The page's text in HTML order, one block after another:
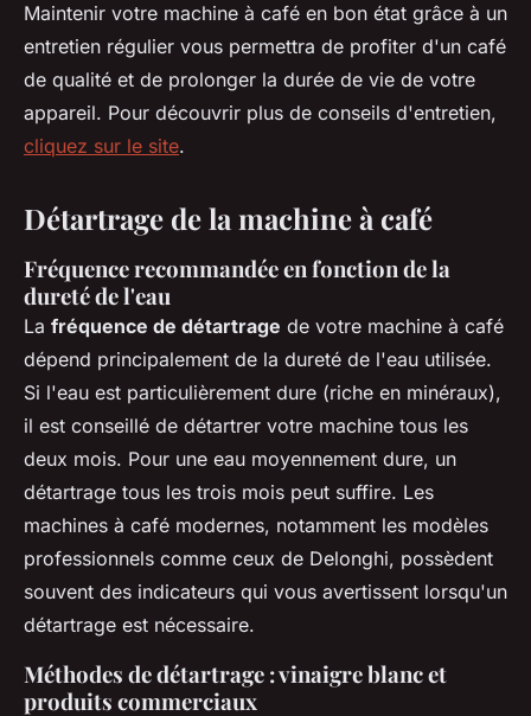
Maintenir votre machine à café en bon état grâce à un
entretien régulier vous permettra de profiter d'un café
de qualité et de prolonger la durée de vie de votre
appareil. Pour découvrir plus de conseils d'entretien,
cliquez sur le site.
Détartrage de la machine à café
Fréquence recommandée en fonction de la
dureté de l'eau
La fréquence de détartrage de votre machine à café
dépend principalement de la dureté de l'eau utilisée.
Si l'eau est particulièrement dure (riche en minéraux),
il est conseillé de détartrer votre machine tous les
deux mois. Pour une eau moyennement dure, un
détartrage tous les trois mois peut suffire. Les
machines à café modernes, notamment les modèles
professionnels comme ceux de Delonghi, possèdent
souvent des indicateurs qui vous avertissent lorsqu'un
détartrage est nécessaire.
Méthodes de détartrage : vinaigre blanc et
produits commerciaux